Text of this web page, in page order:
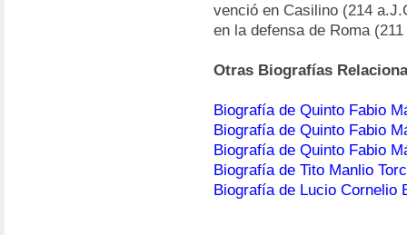
venció en Casilino (214
en la defensa de Roma
Otras Biografías
Biografía de Quinto Fabio
Biografía de Quinto Fabio
Biografía de Quinto Fabio
Biografía de Tito Manlio
Biografía de Lucio Cornelio